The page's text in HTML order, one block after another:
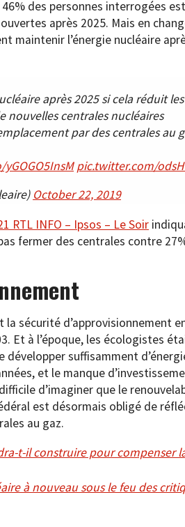
des personnes interrogées
après 2025. Mais en
maintenir l’énergie nucléaire
après 2025 si cela réduit
nouvelles centrales nucléaires
par des centrales au
pic.twitter.com/
October 22, 2019
RTL INFO – Ipsos – Le Soir
fermer des centrales contre
la sécurité d’approvisionnement
Et à l’époque, les écologistes
développer suffisamment
et le manque
d’imaginer que le
est désormais obligé de
au gaz.
t-il construire pour compenser
à nouveau sous le feu des